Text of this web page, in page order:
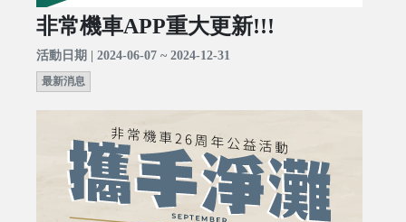
非常機車APP重大更新!!!
活動日期 | 2024-06-07 ~ 2024-12-31
最新消息